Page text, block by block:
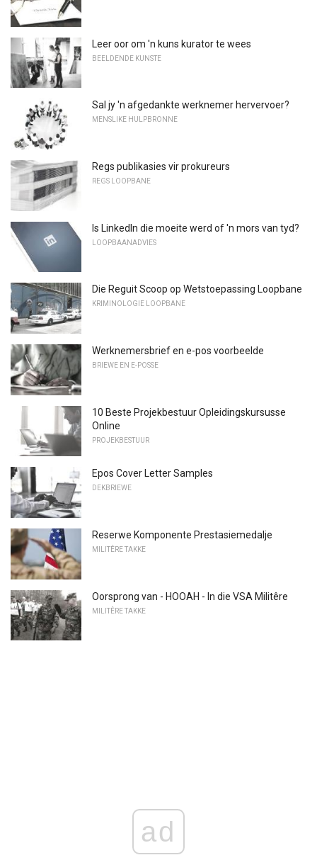
Leer oor om 'n kuns kurator te wees
BEELDENDE KUNSTE
Sal jy 'n afgedankte werknemer hervervoer?
MENSLIKE HULPBRONNE
Regs publikasies vir prokureurs
REGS LOOPBANE
Is LinkedIn die moeite werd of 'n mors van tyd?
LOOPBAANADVIES
Die Reguit Scoop op Wetstoepassing Loopbane
KRIMINOLOGIE LOOPBANE
Werknemersbrief en e-pos voorbeelde
BRIEWE EN E-POSSE
10 Beste Projekbestuur Opleidingskursusse
Online
PROJEKBESTUUR
Epos Cover Letter Samples
DEKBRIEWE
Reserwe Komponente Prestasiemedalje
MILITÊRE TAKKE
Oorsprong van - HOOAH - In die VSA Militêre
MILITÊRE TAKKE
ad